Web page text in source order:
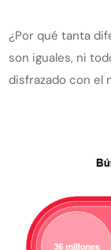
¿Por qué tanta
son iguales, ni
disfrazado con el